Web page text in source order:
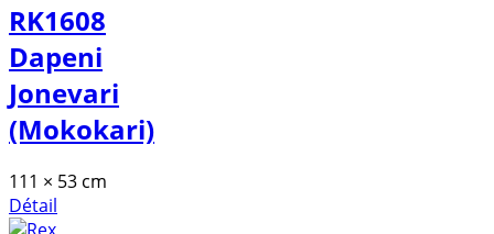
RK1608
Dapeni
Jonevari
(Mokokari)
111 × 53 cm
Détail